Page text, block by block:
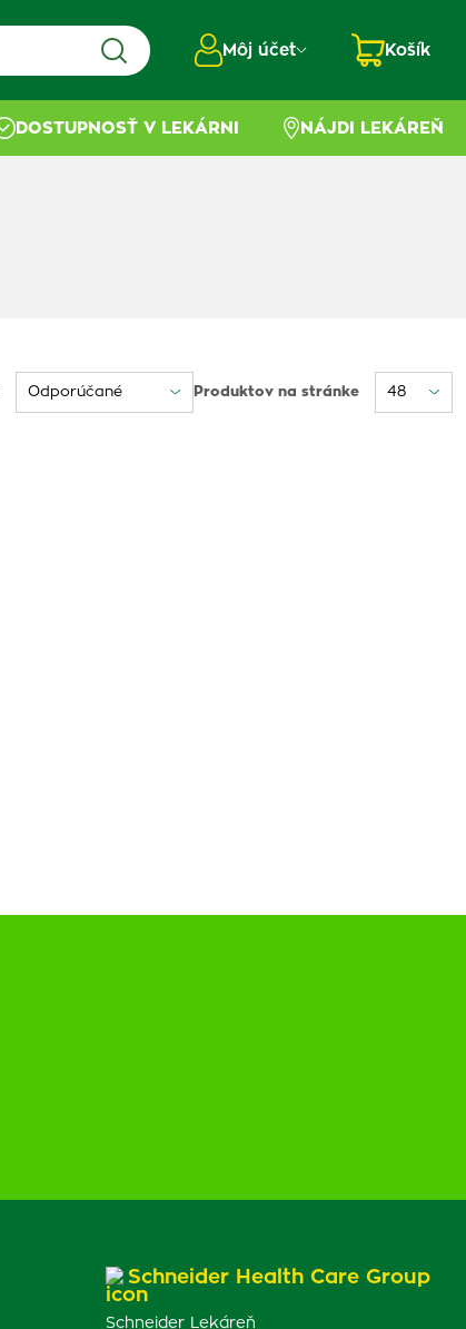
Môj účet Košík
DOSTUPNOSŤ V LEKÁRNI NÁJDI LEKÁREŇ
Produktov na stránke
Schneider Health Care Group
Schneider Lekáreň